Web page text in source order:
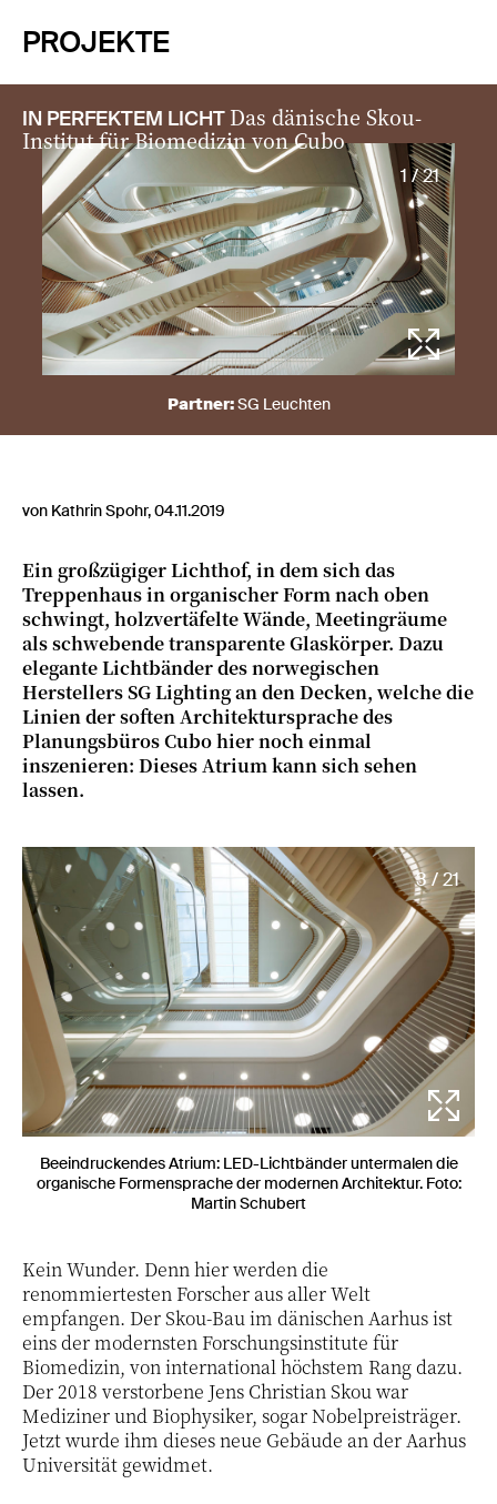
PROJEKTE
IN PERFEKTEM LICHT Das dänische Skou-
Institut für Biomedizin von Cubo
1 / 21
Partner:SG Leuchten
von Kathrin Spohr, 04.11.2019
Ein großzügiger Lichthof, in dem sich das
Treppenhaus in organischer Form nach oben
schwingt, holzvertäfelte Wände, Meetingräume
als schwebende transparente Glaskörper. Dazu
elegante Lichtbänder des norwegischen
Herstellers SG Lighting an den Decken, welche die
Linien der soften Architektursprache des
Planungsbüros Cubo hier noch einmal
inszenieren: Dieses Atrium kann sich sehen
lassen.
3 / 21
Beeindruckendes Atrium: LED-Lichtbänder untermalen die
organische Formensprache der modernen Architektur. Foto:
Martin Schubert
Kein Wunder. Denn hier werden die
renommiertesten Forscher aus aller Welt
empfangen. Der Skou-Bau im dänischen Aarhus ist
eins der modernsten Forschungsinstitute für
Biomedizin, von international höchstem Rang dazu.
Der 2018 verstorbene Jens Christian Skou war
Mediziner und Biophysiker, sogar Nobelpreisträger.
Jetzt wurde ihm dieses neue Gebäude an der Aarhus
Universität gewidmet.